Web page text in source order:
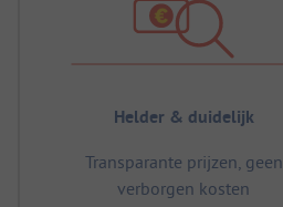
Helder & duidelijk
Transparante prijzen, geen
verborgen kosten